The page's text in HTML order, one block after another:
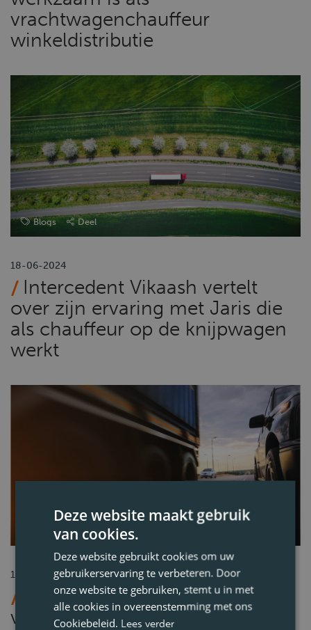
vrachtwagenchauffeur
winkeldistributie
Blogs Deel
18-06-2024
Intercedent Vikaash vertelt
over zijn ervaring met Jaris die
als chauffeur op de knijpwagen
werkt
Blogs Deel
10-04-2024
Hoe ga je om met
vrachtwagenpech onderweg?
Deze website maakt gebruik
van cookies.
Deze website gebruikt cookies om uw
gebruikerservaring te verbeteren. Door
onze website te gebruiken, stemt u in met
alle cookies in overeenstemming met ons
Cookiebeleid. Lees verder